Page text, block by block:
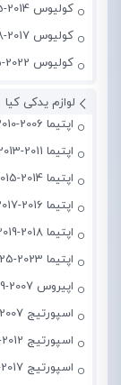
کولیوس 2014-2015
کولیوس 2017-2018
کولیوس 2022-2025
لوازم یدکی کیا
اپتیما 2006-2010
اپتیما 2011-2013
اپتیما 2014-2015
اپتیما 2016-2017
اپتیما 2018-2019
اپتیما 2023-2025
اپیروس 2007-2009
اسپورتیج 2007-2010
اسپورتیج 2012-2016
اسپورتیج 2017-2018